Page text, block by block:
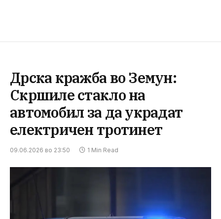
Дрска кражба во Земун:
Скршиле стакло на
автомобил за да украдат
електричен тротинет
09.06.2026 во 23:50 1 Min Read